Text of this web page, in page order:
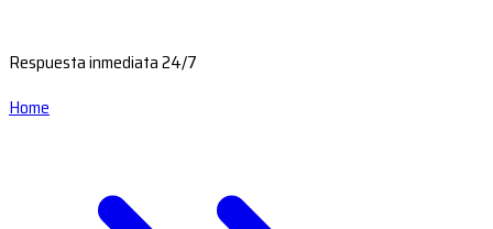
Respuesta inmediata 24/7
Home